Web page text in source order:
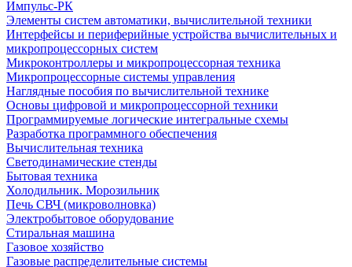
Импульс-РК
Элементы систем автоматики, вычислительной техники
Интерфейсы и периферийные устройства вычислительных и
микропроцессорных систем
Микроконтроллеры и микропроцессорная техника
Микропроцессорные системы управления
Наглядные пособия по вычислительной технике
Основы цифровой и микропроцессорной техники
Программируемые логические интегральные схемы
Разработка программного обеспечения
Вычислительная техника
Светодинамические стенды
Бытовая техника
Холодильник. Морозильник
Печь СВЧ (микроволновка)
Электробытовое оборудование
Стиральная машина
Газовое хозяйство
Газовые распределительные системы